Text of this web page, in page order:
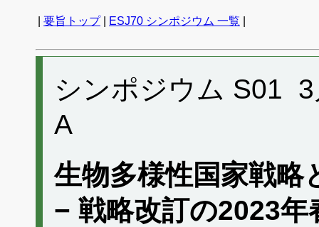
要旨トップ| ESJ70 シンポジウム 一覧
シンポジウム S01
A
生物多様性国家戦略
− 戦略改訂の2023年